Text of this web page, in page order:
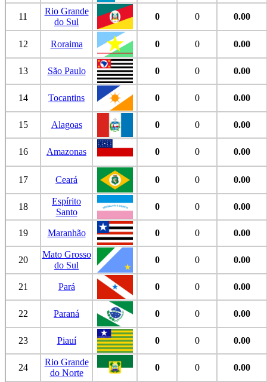
11
Rio Grande
do Sul
0 0 0.00
12 Roraima 0 0 0.00
13 São Paulo 0 0 0.00
14 Tocantins 0 0 0.00
15 Alagoas 0 0 0.00
16 Amazonas 0 0 0.00
17 Ceará 0 0 0.00
18
Espírito
Santo
0 0 0.00
19 Maranhão 0 0 0.00
20
Mato Grosso
do Sul
0 0 0.00
21 Pará 0 0 0.00
22 Paraná 0 0 0.00
23 Piauí 0 0 0.00
24
Rio Grande
do Norte
0 0 0.00